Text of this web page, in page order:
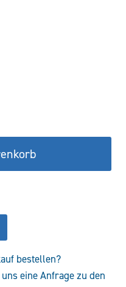
bestellen?
eine Anfrage zu den